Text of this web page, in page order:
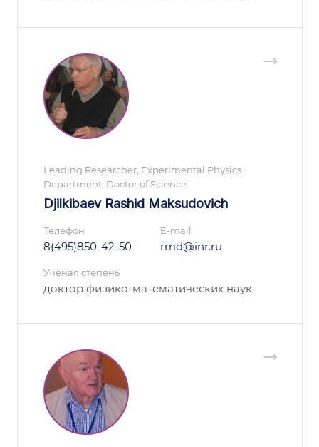
Leading Researcher, Experimental Physics
Department, Doctor of Science
Djilkibaev Rashid Maksudovich
Телефон
8(495)850-42-50
E-mail
rmd@inr.ru
Учёная степень
доктор физико-математических наук